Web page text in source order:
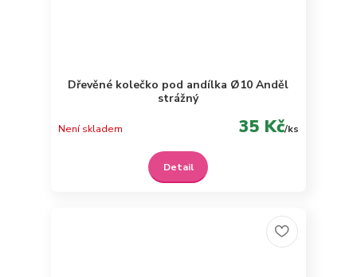
Dřevěné kolečko pod andílka Ø10 Anděl
strážný
35 Kč/ks
Není skladem
Detail